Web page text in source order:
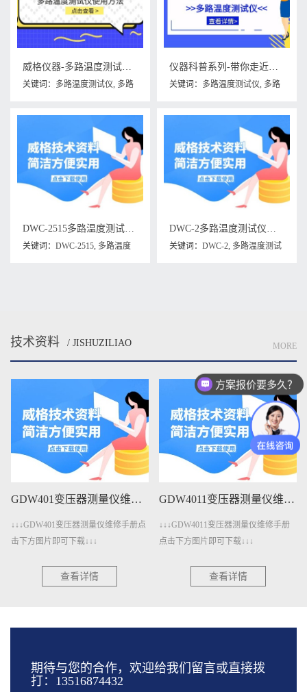
威格仪器-多路温度测试仪使用方法
关键词： 多路温度测试仪, 多路
仪器科普系列-带你走近仪器之多路温度测试仪
关键词： 多路温度测试仪, 多路
DWC-2515多路温度测试仪维修手册下载
关键词： DWC-2515, 多路温度
DWC-2多路温度测试仪维修手册下载
关键词： DWC-2, 多路温度测试
技术资料 / JISHUZILIAO MORE
GDW401变压器测量仪维修手册下载
↓↓↓GDW401变压器测量仪维修手册点
击下方图片即可下载↓↓↓
查看详情
GDW4011变压器测量仪维修手册下载
↓↓↓GDW4011变压器测量仪维修手册
点击下方图片即可下载↓↓↓
查看详情
期待与您的合作，欢迎给我们留言或直接拨
打：13516874432
方案报价要多久？